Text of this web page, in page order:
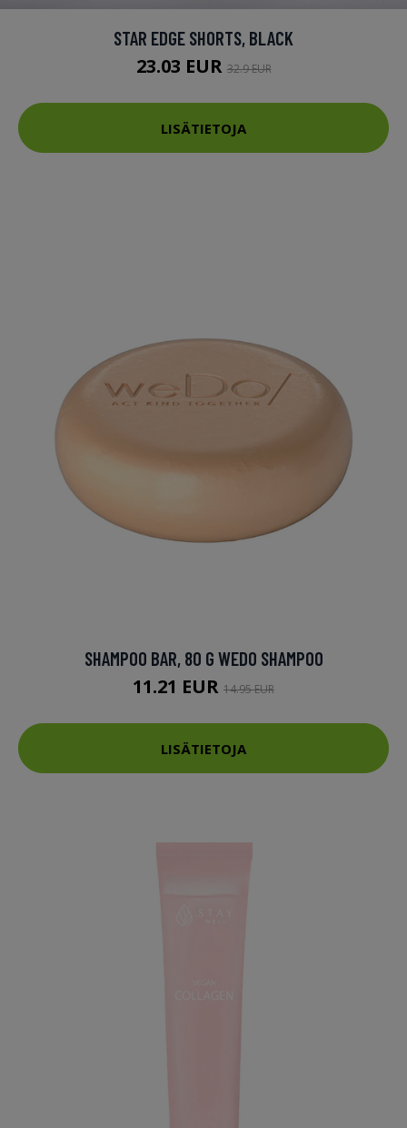
STAR EDGE SHORTS, BLACK
23.03 EUR32.9 EUR
LISÄTIETOJA
SHAMPOO BAR, 80 G WEDO SHAMPOO
11.21 EUR 14.95 EUR
LISÄTIETOJA